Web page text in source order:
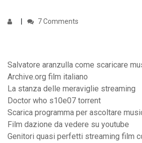
7 Comments
Salvatore aranzulla come scaricare
Archive.org film italiano
La stanza delle meraviglie streaming
Doctor who s10e07 torrent
Scarica programma per ascoltare
Film dazione da vedere su youtube
Genitori quasi perfetti streaming film